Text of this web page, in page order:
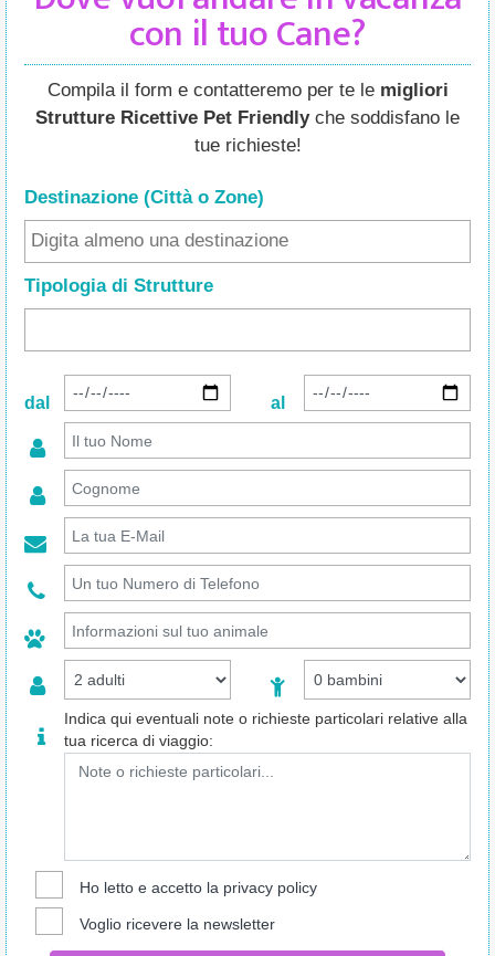
con il tuo Cane?
Compila il form e contatteremo per te le migliori
Strutture Ricettive Pet Friendlyche soddisfano le
tue richieste!
Destinazione (Città o Zone)
Tipologia di Strutture
dal al
Indica qui eventuali note o richieste particolari relative alla
tua ricerca di viaggio:
Ho letto e accetto la privacy policy
Voglio ricevere la newsletter